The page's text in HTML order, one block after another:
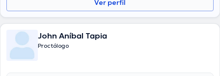
Ver perfil
John Aníbal Tapia
Proctólogo